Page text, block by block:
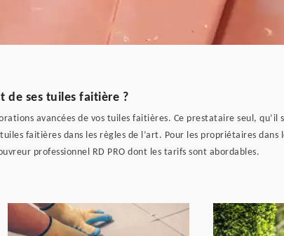
de ses tuiles faitière ?
avancées de vos tuiles faitières. Ce prestataire seul, qu’il
faitières dans les règles de l’art. Pour les propriétaires dans
professionnel RD PRO dont les tarifs sont abordables.